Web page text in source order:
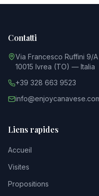
Liens rapides
Accueil
Visites
Propositions
Contatti
Via Francesco Ruffini 9/A
10015 Ivrea (TO) — Italia
+39 328 663 9523